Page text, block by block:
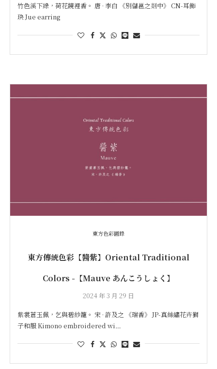
竹色溪下綠，荷花鏡裡香。 唐 · 李白 《別儲邕之剡中》 CN-耳飾
玦 Jue earring
東方色彩圖錄
東方傳統色彩【醬紫】Oriental Traditional
Colors -【Mauve あんこうしょく】
2024 年 3 月 29 日
紫裳蒼玉佩，乞與碧紗籠。 宋 · 許及之 《瑞香》 JP-真絲繡花卉獅
子和服 Kimono embroidered wi…